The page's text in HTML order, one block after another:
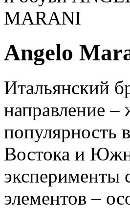
Angelo
Итальянский
направление –
популярность
Востока и
эксперименты
элементов –